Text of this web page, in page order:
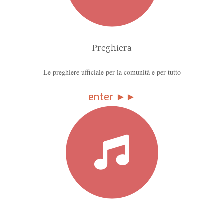
Preghiera
Le preghiere ufficiale per la comunità e per tutto
enter ►►